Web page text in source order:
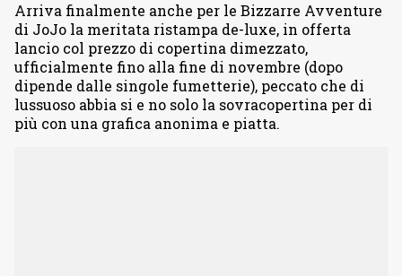
Arriva finalmente anche per le Bizzarre Avventure
di JoJo la meritata ristampa de-luxe, in offerta
lancio col prezzo di copertina dimezzato,
ufficialmente fino alla fine di novembre (dopo
dipende dalle singole fumetterie), peccato che di
lussuoso abbia si e no solo la sovracopertina per di
più con una grafica anonima e piatta.